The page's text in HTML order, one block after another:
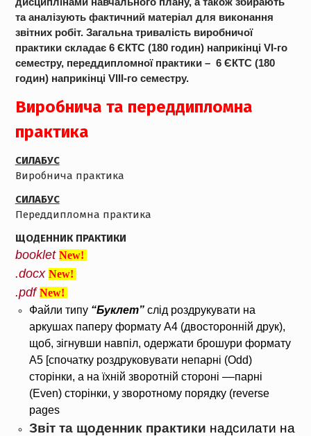
та аналізують фактичний матеріал для виконання
звітних робіт. Загальна тривалість виробничої
практики складає 6 ЄКТС (180 годин) наприкінці VI-го
семестру, переддипломної практики – 6 ЄКТС (180
годин) наприкінці VIII-го семестру.
Виробнича та переддипломна
практика
СИЛАБУС
Виробнича практика
СИЛАБУС
Переддипломна практика
ЩОДЕННИК ПРАКТИКИ
booklet New!
.docx New!
.pdfNew!
Файли типу “Буклет”слід роздрукувати на
аркушах паперу формату А4 (двосторонній друк),
щоб, зігнувши навпіл, одержати брошури формату
А5 [спочатку роздруковувати непарні (Odd)
сторінки, а на їхній зворотній стороні ––парні
(Even) сторінки, у зворотному порядку (reverse
pages
Звіт та щоденник практики надсилати на